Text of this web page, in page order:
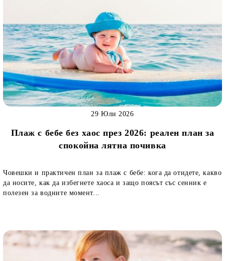
Плаж с бебе без хаос през 2026: реален план за
спокойна лятна почивка
29 Юли 2026
Човешки и практичен план за плаж с бебе: кога да отидете, какво
да носите, как да избегнете хаоса и защо поясът със сенник е
полезен за водните момент...